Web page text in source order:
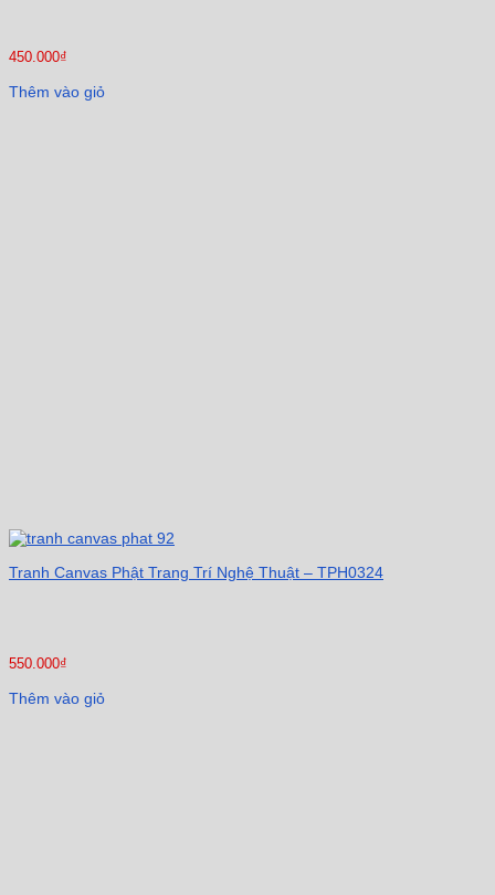
450.000₫
Thêm vào giỏ
Tranh Canvas Phật Trang Trí Nghệ Thuật – TPH0324
550.000₫
Thêm vào giỏ